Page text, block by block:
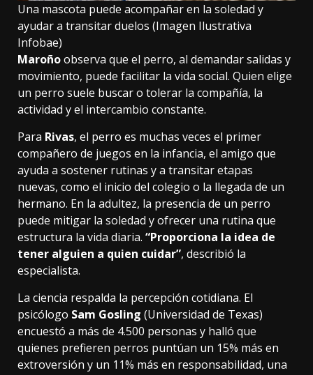
Una mascota puede acompañar en la soledad y
ayudar a transitar duelos (Imagen Ilustrativa
Infobae)
Maroñoobserva que el perro, al demandar salidas y
movimiento, puede facilitar la vida social. Quien elige
un perro suele buscar o tolerar la compañía, la
actividad y el intercambio constante.
Para Rivas, el perro es muchas veces el primer
compañero de juegos en la infancia, el amigo que
ayuda a sostener rutinas y a transitar etapas
nuevas, como el inicio del colegio o la llegada de un
hermano. En la adultez, la presencia de un perro
puede mitigar la soledad y ofrecer una rutina que
estructura la vida diaria. “Proporciona la idea de
tener alguien a quien cuidar”, describió la
especialista.
La ciencia respalda la percepción cotidiana. El
psicólogo Sam Gosling (Universidad de Texas)
encuestó a más de 4.500 personas y halló que
quienes prefieren perros puntúan un 15% más en
extroversión y un 11% más en responsabilidad, una